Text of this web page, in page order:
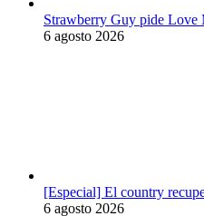
Strawberry Guy pide Love
6 agosto 2026
[Especial] El country
6 agosto 2026